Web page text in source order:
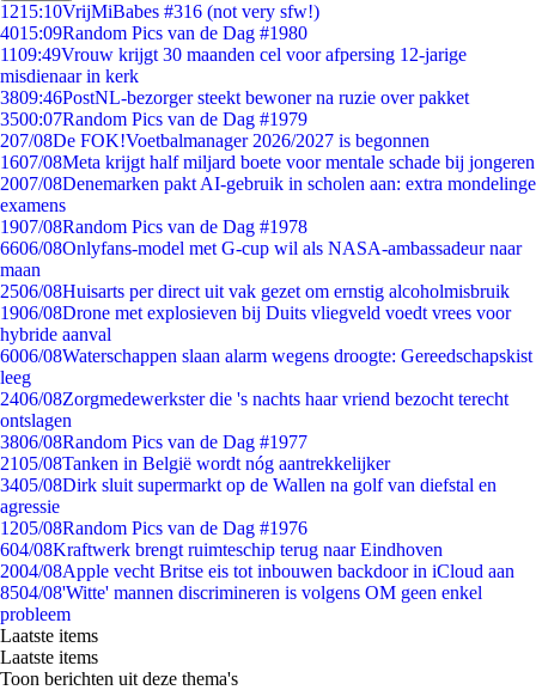
1215:10VrijMiBabes #316 (not very sfw!)
4015:09Random Pics van de Dag #1980
1109:49Vrouw krijgt 30 maanden cel voor afpersing 12-jarige
misdienaar in kerk
3809:46PostNL-bezorger steekt bewoner na ruzie over pakket
3500:07Random Pics van de Dag #1979
207/08De FOK!Voetbalmanager 2026/2027 is begonnen
1607/08Meta krijgt half miljard boete voor mentale schade bij jongeren
2007/08Denemarken pakt AI-gebruik in scholen aan: extra mondelinge
examens
1907/08Random Pics van de Dag #1978
6606/08Onlyfans-model met G-cup wil als NASA-ambassadeur naar
maan
2506/08Huisarts per direct uit vak gezet om ernstig alcoholmisbruik
1906/08Drone met explosieven bij Duits vliegveld voedt vrees voor
hybride aanval
6006/08Waterschappen slaan alarm wegens droogte: Gereedschapskist
leeg
2406/08Zorgmedewerkster die 's nachts haar vriend bezocht terecht
ontslagen
3806/08Random Pics van de Dag #1977
2105/08Tanken in België wordt nóg aantrekkelijker
3405/08Dirk sluit supermarkt op de Wallen na golf van diefstal en
agressie
1205/08Random Pics van de Dag #1976
604/08Kraftwerk brengt ruimteschip terug naar Eindhoven
2004/08Apple vecht Britse eis tot inbouwen backdoor in iCloud aan
8504/08'Witte' mannen discrimineren is volgens OM geen enkel
probleem
Laatste items
Laatste items
Toon berichten uit deze thema's